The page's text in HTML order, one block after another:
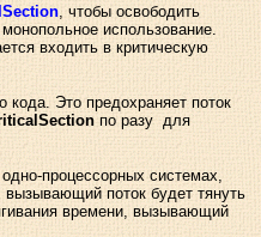
, чтобы освободить
использование.
входить в критическую
кода. Это предохраняет поток
по разу для
процессорных системах,
вызывающий поток будет тянуть
времени, вызывающий